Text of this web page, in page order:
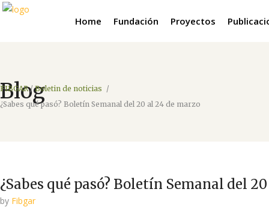
Home Fundación Proyectos
Blog
FIBGAR/Boletin de noticias /
¿Sabes qué pasó? Boletín Semanal del 20 al 24 de marzo
¿Sabes qué pasó? Boletín Semanal del
by Fibgar